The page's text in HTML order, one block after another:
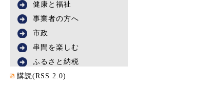
健康と福祉
事業者の方へ
市政
串間を楽しむ
ふるさと納税
購読(RSS 2.0)